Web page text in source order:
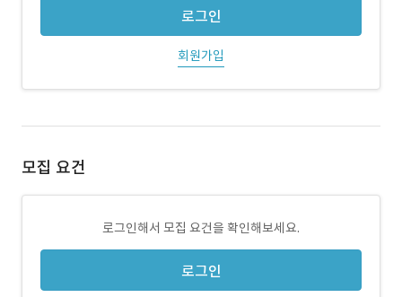
로그인
회원가입
모집 요건
로그인해서 모집 요건을 확인해보세요.
로그인